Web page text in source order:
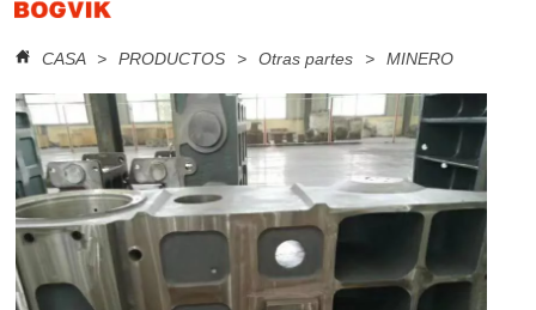
CASA > PRODUCTOS > Otras partes > MINERO